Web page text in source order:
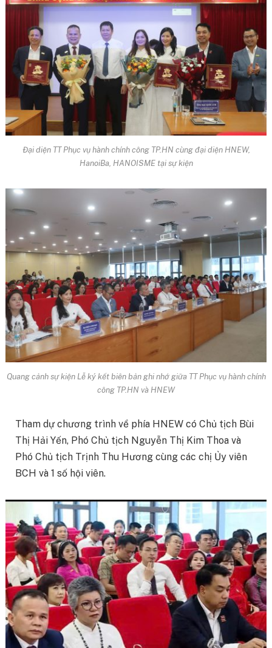
Đại diện TT Phục vụ hành chính công TP.HN cùng đại diện HNEW,
HanoiBa, HANOISME tại sự kiện
Quang cảnh sự kiện Lễ ký kết biên bản ghi nhớ giữa TT Phục vụ hành chính
công TP.HN và HNEW
Tham dự chương trình về phía HNEW có Chủ tịch Bùi
Thị Hải Yến, Phó Chủ tịch Nguyễn Thị Kim Thoa và
Phó Chủ tịch Trịnh Thu Hương cùng các chị Ủy viên
BCH và 1 số hội viên.